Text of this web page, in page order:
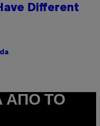
Different
ΑΠΌ ΤΟ